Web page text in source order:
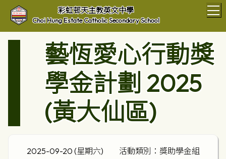
彩虹邨天主教英文中學
Choi Hung Estate Catholic Secondary School
藝恆愛心行動獎
學金計劃 2025
(黃大仙區)
2025-09-20 (星期六)
活動類別：獎助學金組